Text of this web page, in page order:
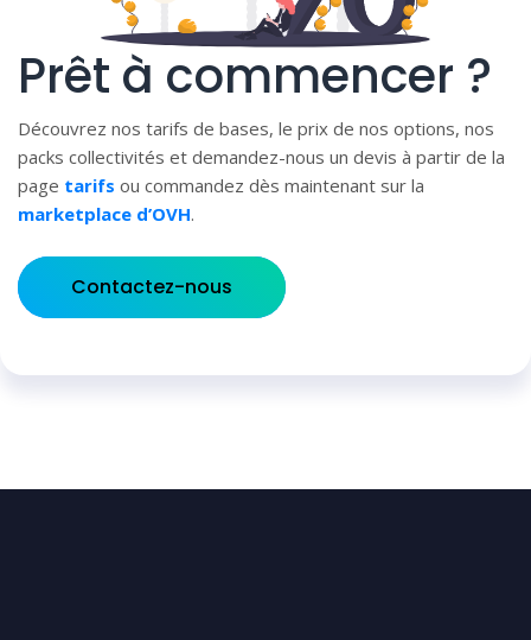
Prêt à commencer ?
Découvrez nos tarifs de bases, le prix de nos options, nos
packs collectivités et demandez-nous un devis à partir de la
page tarifs ou commandez dès maintenant sur la
marketplace d’OVH.
Contactez-nous